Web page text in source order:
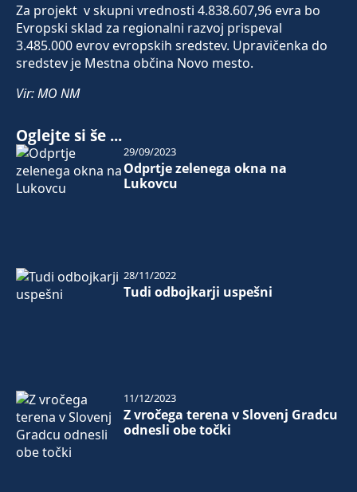
Za projekt v skupni vrednosti 4.838.607,96 evra bo
Evropski sklad za regionalni razvoj prispeval
3.485.000 evrov evropskih sredstev. Upravičenka do
sredstev je Mestna občina Novo mesto.
Vir: MO NM
Oglejte si še ...
Odprtje zelenega okna na
Lukovcu
29/09/2023
Tudi odbojkarji uspešni
28/11/2022
Z vročega terena v Slovenj Gradcu
odnesli obe točki
11/12/2023